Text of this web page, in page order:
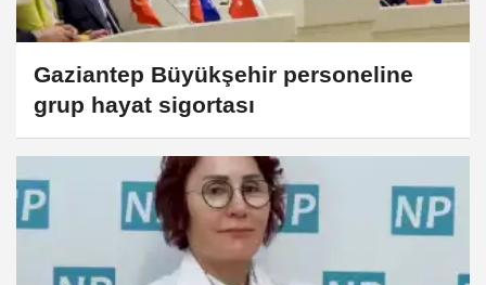
Gaziantep Büyükşehir personeline
grup hayat sigortası